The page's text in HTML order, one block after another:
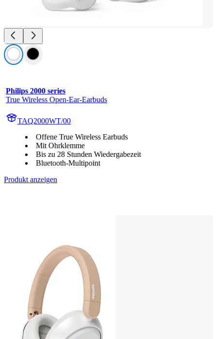
Philips 2000 series
True Wireless Open-Ear-Earbuds
TAQ2000WT/00
Offene True Wireless Earbuds
Mit Ohrklemme
Bis zu 28 Stunden Wiedergabezeit
Bluetooth-Multipoint
Produkt anzeigen